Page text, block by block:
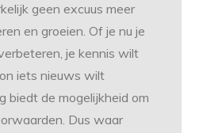
geen excuus meer
en groeien. Of je nu je
je kennis wilt
iets nieuws wilt
biedt de mogelijkheid om
Dus waar